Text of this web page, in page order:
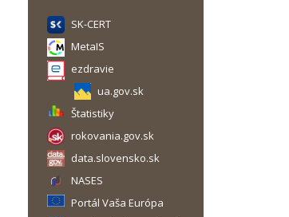
SK-CERT
MetaIS
ezdravie
ua.gov.sk
Štatistiky
rokovania.gov.sk
data.slovensko.sk
NASES
Portál Vaša Európa